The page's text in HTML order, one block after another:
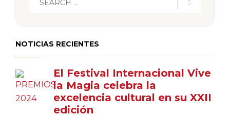
NOTICIAS RECIENTES
El Festival Internacional Vive
la Magia celebra la
excelencia cultural en su XXII
edición